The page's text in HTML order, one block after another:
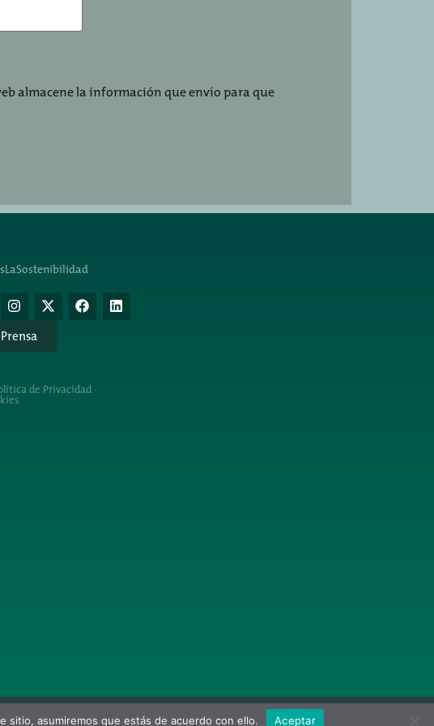
almacene la información que envío para que
de Privacidad
sitio, asumiremos que estás de acuerdo con ello. Aceptar